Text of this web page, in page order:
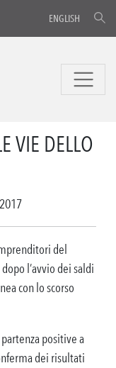
ENGLISH
VIE DELLO
del
l’avvio dei saldi
con lo scorso
positive a
dei risultati